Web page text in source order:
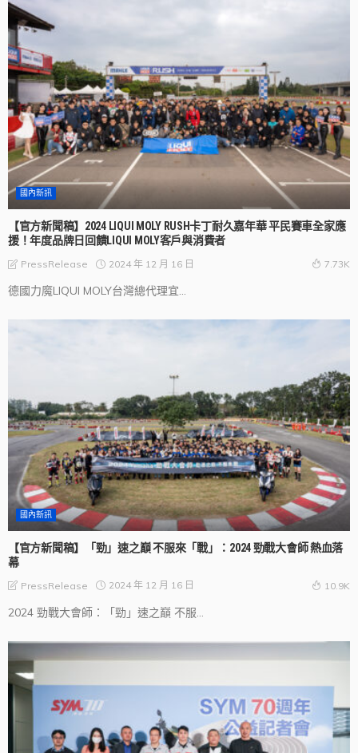
國內新訊
【官方新聞稿】2024 LIQUI MOLY RUSH卡丁耐久嘉年華 平民賽車全家應
援！年度品牌日回饋LIQUI MOLY客戶與消費者
PressRelease 2024 年 12 月 16 日 7.73K
德國力魔LIQUI MOLY台灣總代理宜...
國內新訊
【官方新聞稿】「勁」速之巔 不服來「戰」：2024 勁戰大會師 熱血落
幕
PressRelease 2024 年 12 月 16 日 10.9K
2024 勁戰大會師：「勁」速之巔 不服...